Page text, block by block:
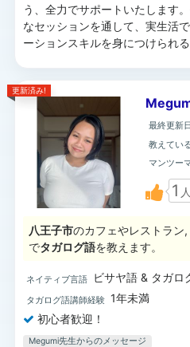
う、全力でサポートいたします
なセッションを通して、実生活
ーションスキルを身につけられる
更新済み!
最終更新日
教えてい
マンツー
1 人
八王子市のカフェやレストラン
でタガログ語を教えます。
ネイティブ言語 ビサヤ語 & タガロ
タガログ語講師経験 1年未満
初心者歓迎！
Megumi先生からのメッセージ